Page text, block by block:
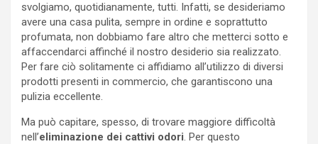
svolgiamo, quotidianamente, tutti. Infatti, se desideriamo
avere una casa pulita, sempre in ordine e soprattutto
profumata, non dobbiamo fare altro che metterci sotto e
affaccendarci affinché il nostro desiderio sia realizzato.
Per fare ciò solitamente ci affidiamo all’utilizzo di diversi
prodotti presenti in commercio, che garantiscono una
pulizia eccellente.
Ma può capitare, spesso, di trovare maggiore difficoltà
nell’eliminazione dei cattivi odori. Per questo